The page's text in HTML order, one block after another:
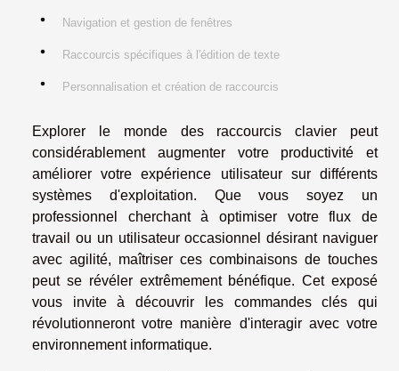
Navigation et gestion de fenêtres
Raccourcis spécifiques à l'édition de texte
Personnalisation et création de raccourcis
Explorer le monde des raccourcis clavier peut
considérablement augmenter votre productivité et
améliorer votre expérience utilisateur sur différents
systèmes d'exploitation. Que vous soyez un
professionnel cherchant à optimiser votre flux de
travail ou un utilisateur occasionnel désirant naviguer
avec agilité, maîtriser ces combinaisons de touches
peut se révéler extrêmement bénéfique. Cet exposé
vous invite à découvrir les commandes clés qui
révolutionneront votre manière d'interagir avec votre
environnement informatique.